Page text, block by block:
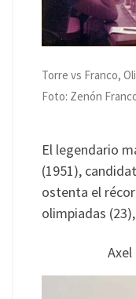
Torre vs Franco,
Foto: Zenón
El legendario
(1951),
ostenta el
olimpiadas
Axel